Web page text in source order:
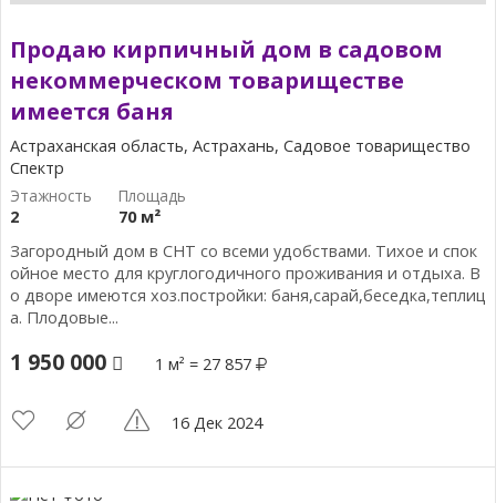
Продаю кирпичный дом в садовом
некоммерческом товариществе
имеется баня
Астраханская область, Астрахань, Садовое товарищество
Спектр
2
70 м²
Загородный дом в СНТ со всеми удобствами. Тихое и спок
ойное место для круглогодичного проживания и отдыха. В
о дворе имеются хоз.постройки: баня,сарай,беседка,теплиц
а. Плодовые...
1 950 000 1 м² = 27 857
16 Дек 2024